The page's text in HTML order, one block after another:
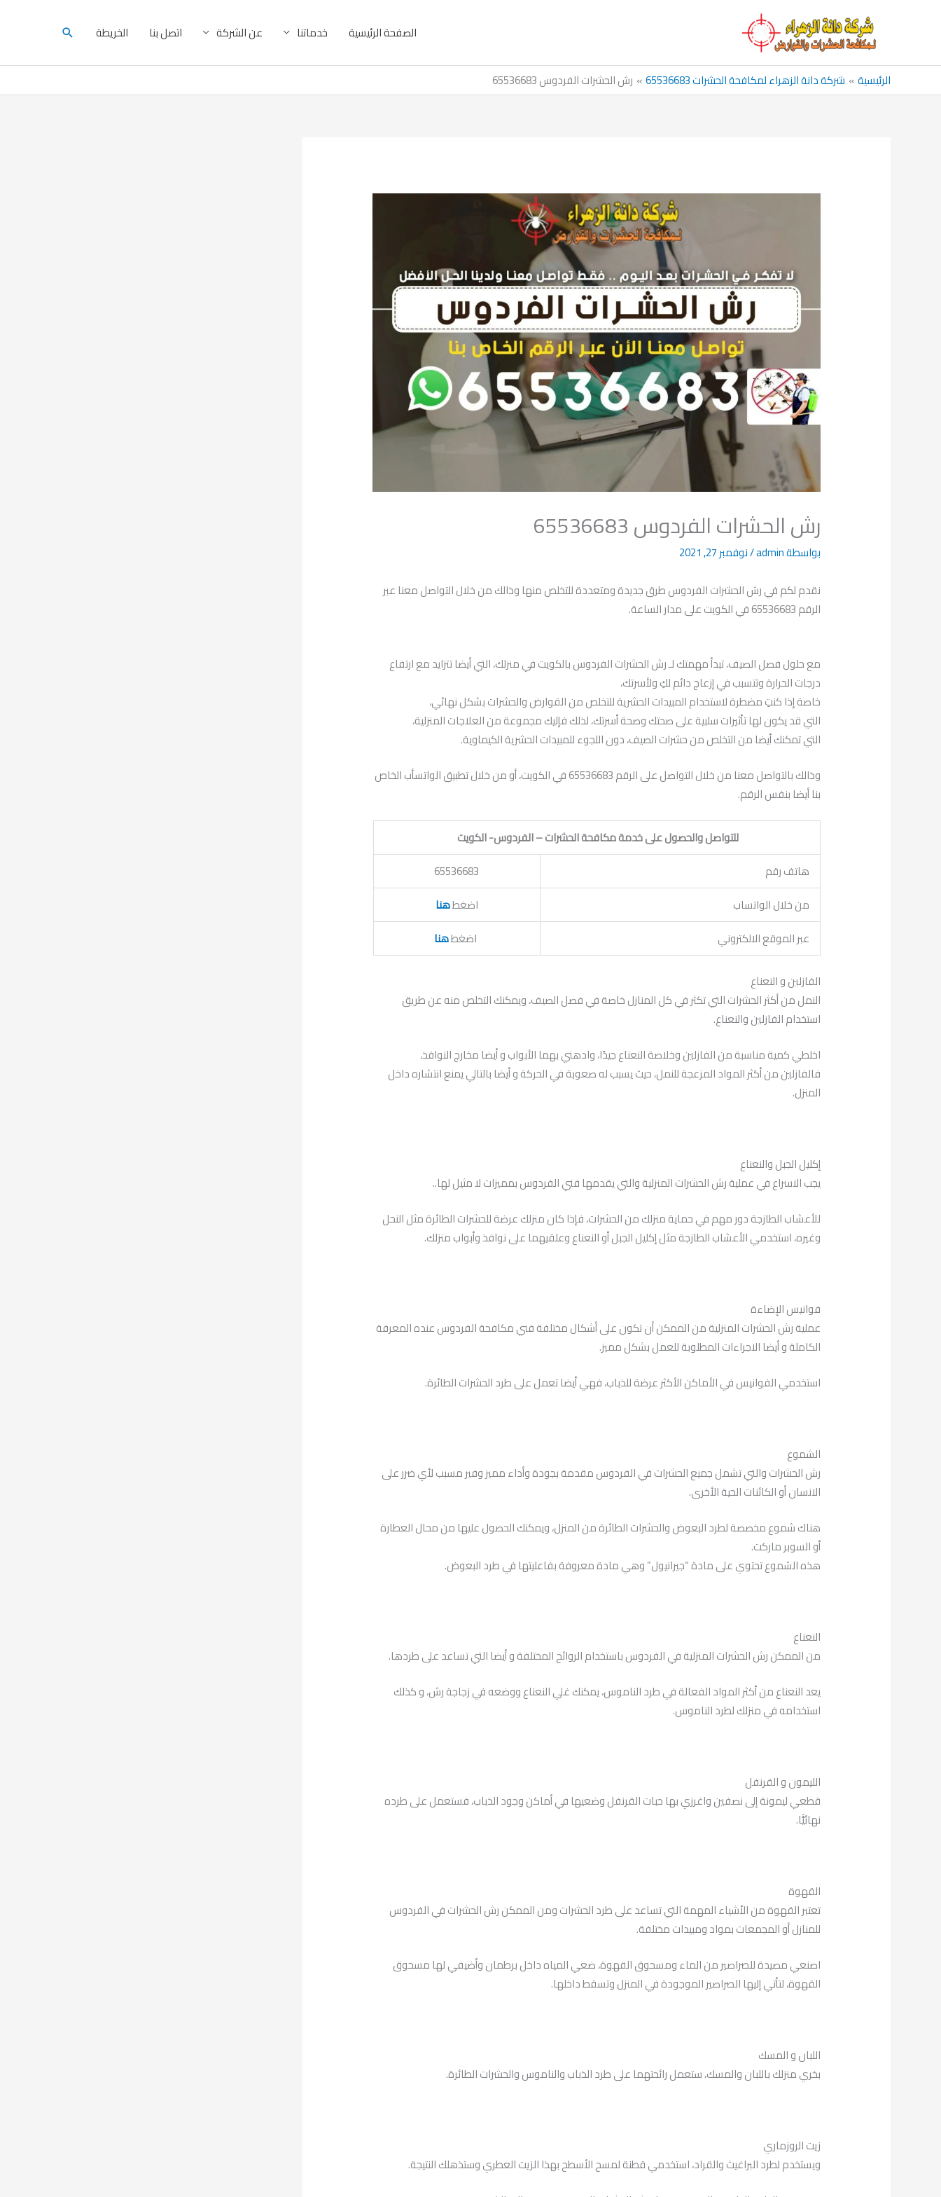
الصفحة الرئيسية خدماتنا عن الشركة اتصل بنا الخريطة البحث
الرئيسية شركة دانة الزهراء لمكافحة الحشرات 65536683 رش الحشرات الفردوس 65536683
رش الحشرات الفردوس 65536683
بواسطةadmin
/نوفمبر 27, 2021
نقدم لكم في رش الحشرات الفردوس طرق جديدة ومتعددة للتخلص منها وذالك من خلال التواصل معنا عبر
الرقم 65536683 في الكويت على مدار الساعة.
مع حلول فصل الصيف، تبدأ مهمتك لـ رش الحشرات الفردوس بالكويت في منزلك، التي أيضا تتزايد مع ارتفاع
درجات الحرارة وتتسبب في إزعاج دائم لكِ ولأسرتك،
خاصة إذا كنتِ مضطرة لاستخدام المبيدات الحشرية للتخلص من القوارض والحشرات بشكل نهائي،
التي قد يكون لها تأثيرات سلبية على صحتك وصحة أسرتك، لذلك فإليك مجموعة من العلاجات المنزلية،
التي تمكنك أيضا من التخلص من حشرات الصيف، دون اللجوء للمبيدات الحشرية الكيماوية.
وذالك بالتواصل معنا من خلال التواصل على الرقم 65536683 في الكويت، أو من خلال تطبيق الواتسأب الخاص
بنا أيضا بنفس الرقم.
للتواصل والحصول على خدمة مكافحة الحشرات – الفردوس- الكويت
هاتف رقم
65536683
من خلال الواتساب
اضغطهنا
عبر الموقع الالكتروني
اضغطهنا
الفازلين و النعناع
النمل من أكثر الحشرات التي تكثر في كل المنازل خاصة في فصل الصيف، ويمكنك التخلص منه عن طريق
استخدام الفازلين والنعناع.
اخلطي كمية مناسبة من الفازلين وخلاصة النعناع جيدًا، وادهني بهما الأبواب و أيضا مخارج النوافذ،
فالفازلين من أكثر المواد المزعجة للنمل، حيث يسبب له صعوبة في الحركة و أيضا بالتالي يمنع انتشاره داخل
المنزل.
إكليل الجبل والنعناع
يجب الاسراع في عملية رش الحشرات المنزلية والتي يقدمها فني الفردوس بمميزات لا مثيل لها..
للأعشاب الطازجة دور مهم في حماية منزلك من الحشرات، فإذا كان منزلك عرضة للحشرات الطائرة مثل النحل
وغيره، استخدمي الأعشاب الطازجة مثل إكليل الجبل أو النعناع وعلقيهما على نوافذ وأبواب منزلك.
فوانيس الإضاءة
عملية رش الحشرات المنزلية من الممكن أن تكون على أشكال مختلفة فني مكافحة الفردوس عنده المعرفة
الكاملة و أيضا الاجراءات المطلوبة للعمل بشكل مميز.
استخدمي الفوانيس في الأماكن الأكثر عرضة للذباب، فهي أيضا تعمل على طرد الحشرات الطائرة.
الشموع
رش الحشرات والتي تشمل جميع الحشرات في الفردوس مقدمة بجودة وأداء مميز وفير مسبب لأي ضرر على
الانسان أو الكائنات الحية الأخرى.
هناك شموع مخصصة لطرد البعوض والحشرات الطائرة من المنزل، ويمكنك الحصول عليها من محال العطارة
أو السوبر ماركت.
هذه الشموع تحتوي على مادة “جيرانيول” وهي مادة معروفة بفاعليتها في طرد البعوض.
النعناع
من الممكن رش الحشرات المنزلية في الفردوس باستخدام الروائح المختلفة و أيضا التي تساعد على طردها.
يعد النعناع من أكثر المواد الفعالة في طرد الناموس، يمكنك غلي النعناع ووضعه في زجاجة رش، و كذلك
استخدامه في منزلك لطرد الناموس.
الليمون و القرنفل
قطعي ليمونة إلى نصفين واغرزي بها حبات القرنفل وضعيها في أماكن وجود الذباب، فستعمل على طرده
نهائيًّا.
القهوة
تعتبر القهوة من الأشياء المهمة التي تساعد على طرد الحشرات ومن الممكن رش الحشرات في الفردوس
للمنازل أو المجمعات بمواد ومبيدات مختلفة.
اصنعي مصيدة للصراصير من الماء ومسحوق القهوة، ضعي المياه داخل برطمان وأضيفي لها مسحوق
القهوة، لتأتي إليها الصراصير الموجودة في المنزل وتسقط داخلها.
اللبان و المسك
بخري منزلك باللبان والمسك، ستعمل رائحتهما على طرد الذباب والناموس والحشرات الطائرة.
زيت الروزماري
ويستخدم لطرد البراغيث والقراد، استخدمي قطنة لمسح الأسطح بهذا الزيت العطري وستذهلك النتيجة.